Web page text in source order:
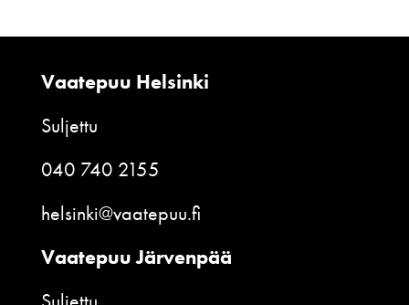
Vaatepuu Helsinki
Suljettu
040 740 2155
helsinki@vaatepuu.fi
Vaatepuu Järvenpää